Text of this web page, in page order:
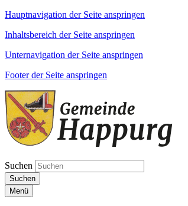
Hauptnavigation der Seite anspringen
Inhaltsbereich der Seite anspringen
Unternavigation der Seite anspringen
Footer der Seite anspringen
Suchen
Suchen
Menü